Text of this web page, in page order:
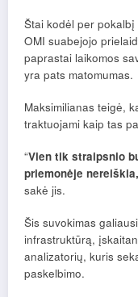
Štai kodėl per
OMI suabejojo
paprastai laikomos
yra pats matomumas.
Maksimilianas teigė,
traktuojami kaip tas
“Vien tik straipsnio
priemonėje
sakė jis.
Šis suvokimas
infrastruktūrą,
analizatorių, kuris
paskelbimo.